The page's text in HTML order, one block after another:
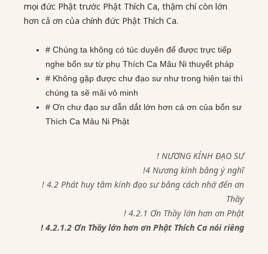
mọi đức Phật trước Phật Thích Ca, thậm chí còn lớn
hơn cả ơn của chính đức Phật Thích Ca.
# Chúng ta không có túc duyên để được trực tiếp
nghe bổn sư từ phụ Thích Ca Mâu Ni thuyết pháp
# Không gặp được chư đạo sư như trong hiện tại thì
chúng ta sẽ mãi vô minh
# Ơn chư đạo sư dẫn dắt lớn hơn cả ơn của bổn sư
Thích Ca Mâu Ni Phật
! NƯƠNG KÍNH ĐẠO SƯ
!4 Nương kính bằng ý nghĩ
! 4.2 Phát huy tâm kính đạo sư bằng cách nhớ đến ơn
Thầy
! 4.2.1 Ơn Thầy lớn hơn ơn Phật
! 4.2.1.2 Ơn Thầy lớn hơn ơn Phật Thích Ca nói riêng